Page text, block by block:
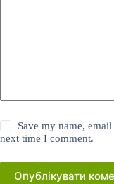
Save my name,
next time I comment.
Опублікувати